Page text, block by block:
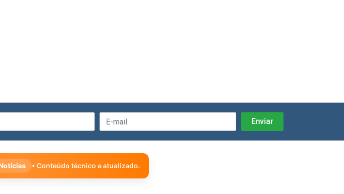
• Conteúdo técnico e atualizado.